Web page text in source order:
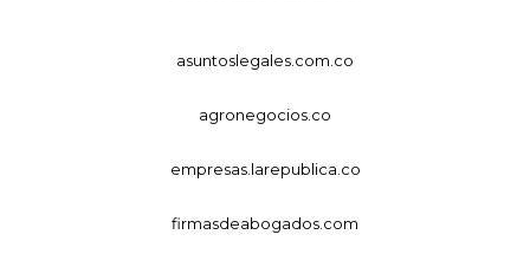
asuntoslegales.com.co
agronegocios.co
empresas.larepublica.co
firmasdeabogados.com